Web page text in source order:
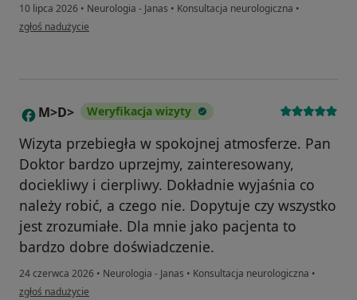
10 lipca 2026 • Neurologia - Janas • Konsultacja neurologiczna •
w opinii użytkownika JM
zgłoś nadużycie
M M>D> Weryfikacja wizyty
Wizyta przebiegła w spokojnej atmosferze. Pan
Doktor bardzo uprzejmy, zainteresowany,
dociekliwy i cierpliwy. Dokładnie wyjaśnia co
należy robić, a czego nie. Dopytuje czy wszystko
jest zrozumiałe. Dla mnie jako pacjenta to
bardzo dobre doświadczenie.
24 czerwca 2026 • Neurologia - Janas • Konsultacja neurologiczna •
w opinii użytkownika M>D>
zgłoś nadużycie